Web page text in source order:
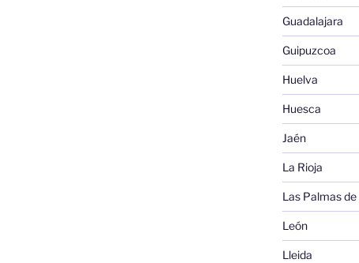
Guadalajara
Guipuzcoa
Huelva
Huesca
Jaén
La Rioja
Las Palmas
León
Lleida